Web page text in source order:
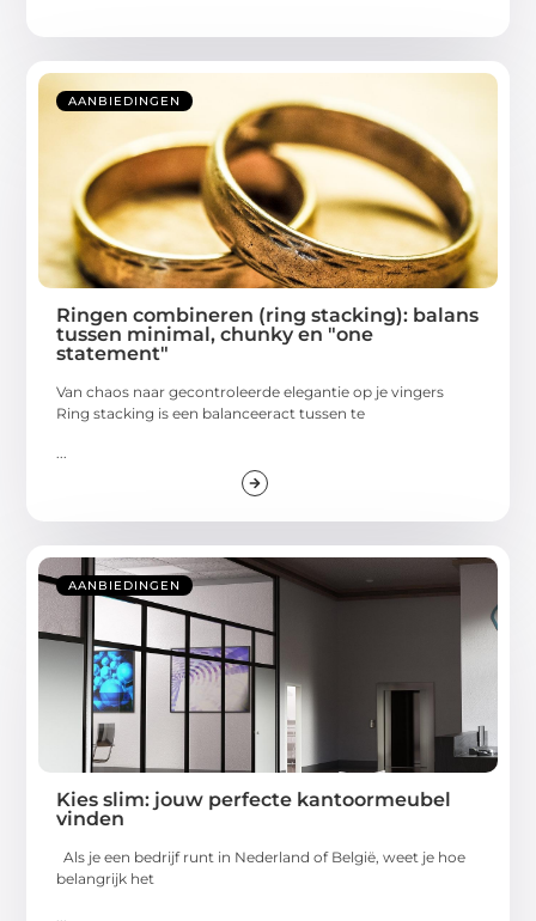
AANBIEDINGEN
Ringen combineren (ring stacking): balans
tussen minimal, chunky en "one
statement"
Van chaos naar gecontroleerde elegantie op je vingers
Ring stacking is een balanceeract tussen te
AANBIEDINGEN
Kies slim: jouw perfecte kantoormeubel
vinden
Als je een bedrijf runt in Nederland of België, weet je hoe
belangrijk het
...